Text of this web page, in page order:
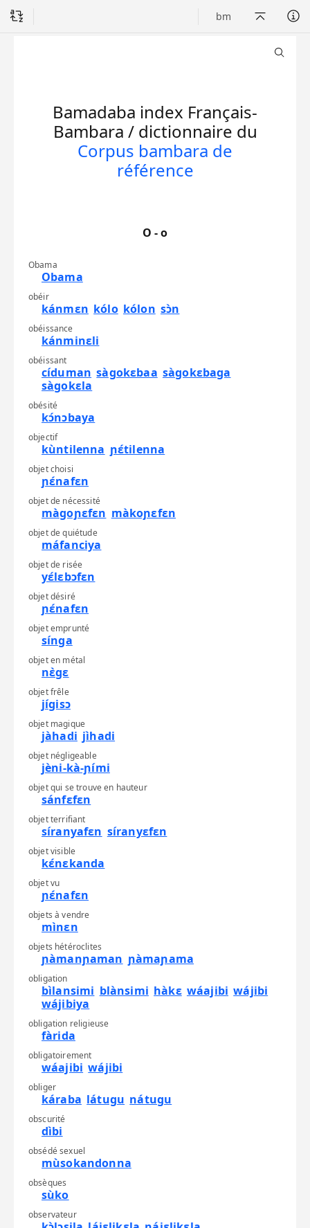
bm
Retour en haut
plus
Bamadaba index Français-
Bambara / dictionnaire du
Corpus bambara de
référence
O - o
Obama
Obama
obéir
kánmɛn kólo kólon sɔ̀n
obéissance
kánminɛli
obéissant
cíduman sàgokɛbaa sàgokɛbaga
sàgokɛla
obésité
kɔ́nɔbaya
objectif
kùntilenna ɲɛ́tilenna
objet choisi
ɲɛ́nafɛn
objet de nécessité
màgoɲɛfɛn màkoɲɛfɛn
objet de quiétude
máfanciya
objet de risée
yɛ́lɛbɔfɛn
objet désiré
ɲɛ́nafɛn
objet emprunté
sínga
objet en métal
nɛ̀gɛ
objet frêle
jígisɔ
objet magique
jàhadi jìhadi
objet négligeable
jèni-kà-ɲími
objet qui se trouve en hauteur
sánfɛfɛn
objet terrifiant
síranyafɛn síranyɛfɛn
objet visible
kɛ́nɛkanda
objet vu
ɲɛ́nafɛn
objets à vendre
mìnɛn
objets hétéroclites
ɲàmanɲaman ɲàmaɲama
obligation
bìlansimi blànsimi hàkɛ wáajibi wájibi
wájibiya
obligation religieuse
fàrida
obligatoirement
wáajibi wájibi
obliger
káraba látugu nátugu
obscurité
dìbi
obsédé sexuel
mùsokandonna
obsèques
sùko
observateur